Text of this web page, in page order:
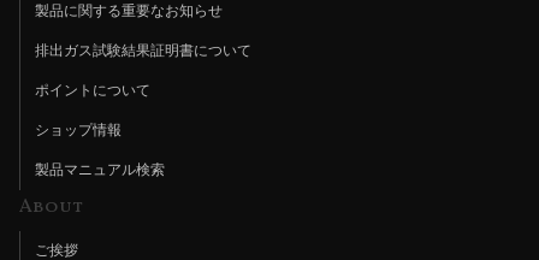
製品に関する重要なお知らせ
排出ガス試験結果証明書について
ポイントについて
ショップ情報
製品マニュアル検索
About
ご挨拶